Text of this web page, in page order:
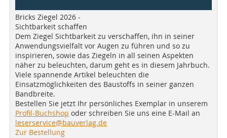
Bricks Ziegel 2026 -
Sichtbarkeit schaffen
Dem Ziegel Sichtbarkeit zu verschaffen, ihn in seiner
Anwendungsvielfalt vor Augen zu führen und so zu
inspirieren, sowie das Ziegeln in all seinen Aspekten
näher zu beleuchten, darum geht es in diesem Jahrbuch.
Viele spannende Artikel beleuchten die
Einsatzmöglichkeiten des Baustoffs in seiner ganzen
Bandbreite.
Bestellen Sie jetzt Ihr persönliches Exemplar in unserem
Profil-Buchshop oder schreiben Sie uns eine E-Mail an
leserservice@bauverlag.de
Zur Bestellung